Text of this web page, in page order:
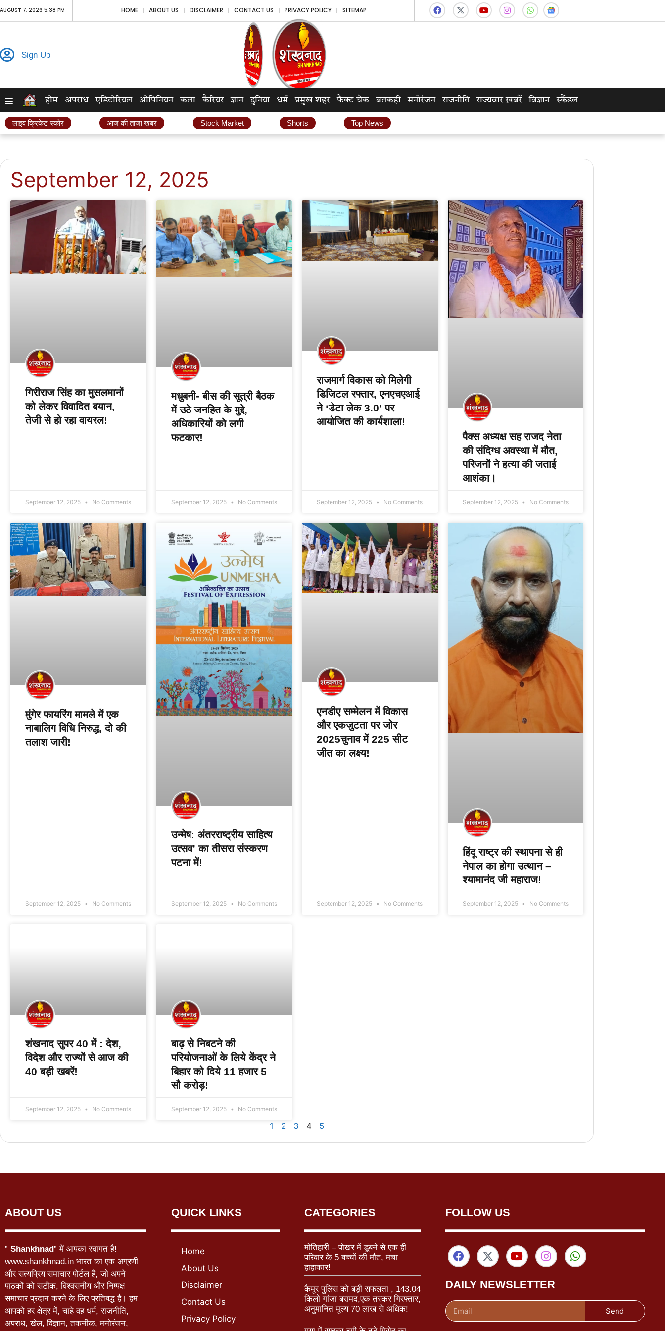
AUGUST 7, 2026 5:38 PM HOME ABOUT US DISCLAIMER CONTACT US PRIVACY POLICY SITEMAP
Sign Up
होम अपराध एडिटोरियल ओपिनियन कला कैरियर ज्ञान दुनिया धर्म प्रमुख शहर फैक्ट चेक बतकही मनोरंजन राजनीति राज्यवार ख़बरें विज्ञान स्कैंडल
लाइव क्रिकेट स्कोर आज की ताजा खबर Stock Market Shorts Top News
September 12, 2025
गिरीराज सिंह का मुसलमानों
को लेकर विवादित बयान,
तेजी से हो रहा वायरल!
September 12, 2025 No Comments
मधुबनी- बीस की सूत्री बैठक
में उठे जनहित के मुद्दे,
अधिकारियों को लगी
फटकार!
September 12, 2025 No Comments
राजमार्ग विकास को मिलेगी
डिजिटल रफ्तार, एनएचएआई
ने ‘डेटा लेक 3.0’ पर
आयोजित की कार्यशाला!
September 12, 2025 No Comments
पैक्स अध्यक्ष सह राजद नेता
की संदिग्ध अवस्था में मौत,
परिजनों ने हत्या की जताई
आशंका।
September 12, 2025 No Comments
मुंगेर फायरिंग मामले में एक
नाबालिग विधि निरुद्ध, दो की
तलाश जारी!
September 12, 2025 No Comments
उन्मेष: अंतरराष्ट्रीय साहित्य
उत्सव’ का तीसरा संस्करण
पटना में!
September 12, 2025 No Comments
एनडीए सम्मेलन में विकास
और एकजुटता पर जोर
2025चुनाव में 225 सीट
जीत का लक्ष्य!
September 12, 2025 No Comments
हिंदू राष्ट्र की स्थापना से ही
नेपाल का होगा उत्थान –
श्यामानंद जी महाराज!
September 12, 2025 No Comments
शंखनाद सुपर 40 में : देश,
विदेश और राज्यों से आज की
40 बड़ी खबरें!
September 12, 2025 No Comments
बाढ़ से निबटने की
परियोजनाओं के लिये केंद्र ने
बिहार को दिये 11 हजार 5
सौ करोड़!
September 12, 2025 No Comments
1 2 3 4 5
ABOUT US
” Shankhnad” में आपका स्वागत है!
www.shankhnad.in भारत का एक अग्रणी
और सत्यप्रिय समाचार पोर्टल है, जो अपने
पाठकों को सटीक, विश्वसनीय और निष्पक्ष
समाचार प्रदान करने के लिए प्रतिबद्ध है। हम
आपको हर क्षेत्र में, चाहे वह धर्म, राजनीति,
अपराध, खेल, विज्ञान, तकनीक, मनोरंजन,
QUICK LINKS
Home
About Us
Disclaimer
Contact Us
Privacy Policy
CATEGORIES
मोतिहारी – पोखर में डूबने से एक ही
परिवार के 5 बच्चों की मौत, मचा
हाहाकार!
कैमूर पुलिस को बड़ी सफलता , 143.04
किलो गांजा बरामद,एक तस्कर गिरफ्तार,
अनुमानित मूल्य 70 लाख से अधिक!
FOLLOW US
DAILY NEWSLETTER
Send